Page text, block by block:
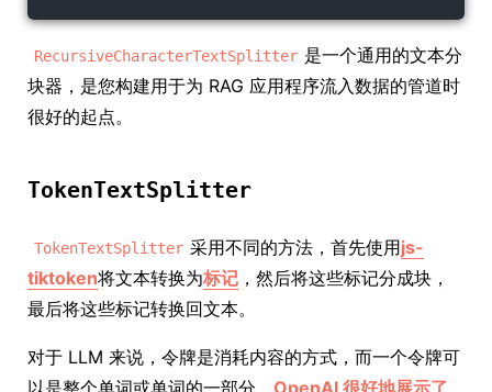
RecursiveCharacterTextSplitter 是一个通用的文本分
块器，是您构建用于为 RAG 应用程序流入数据的管道时
很好的起点。
TokenTextSplitter
TokenTextSplitter 采用不同的方法，首先使用js-
tiktoken将文本转换为标记 ，然后将这些标记分成块，
最后将这些标记转换回文本。
对于 LLM 来说，令牌是消耗内容的方式，而一个令牌可